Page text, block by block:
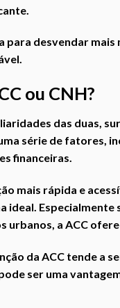
para desvendar
ou CNH?
das duas,
série de fatores,
financeiras.
mais rápida e
ideal.
a ACC
da ACC tende a
ser uma